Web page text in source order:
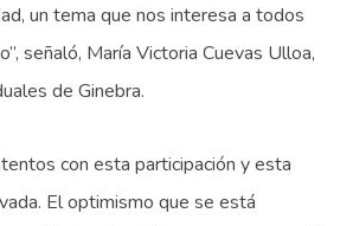
un tema que nos interesa a todos
señaló, María Victoria Cuevas Ulloa,
de Ginebra.
con esta participación y esta
El optimismo que se está